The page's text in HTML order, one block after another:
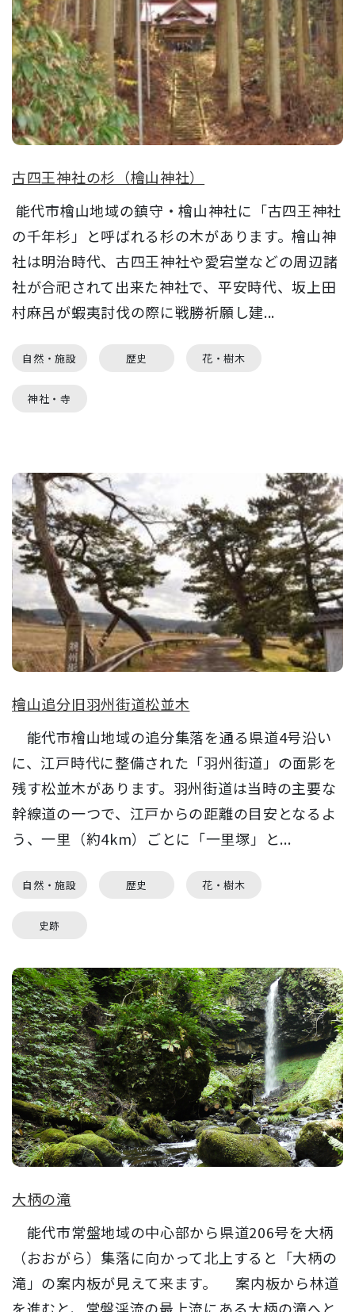
古四王神社の杉（檜山神社）
能代市檜山地域の鎮守・檜山神社に「古四王神社
の千年杉」と呼ばれる杉の木があります。檜山神
社は明治時代、古四王神社や愛宕堂などの周辺諸
社が合祀されて出来た神社で、平安時代、坂上田
村麻呂が蝦夷討伐の際に戦勝祈願し建...
自然・施設 歴史 花・樹木
神社・寺
檜山追分旧羽州街道松並木
能代市檜山地域の追分集落を通る県道4号沿い
に、江戸時代に整備された「羽州街道」の面影を
残す松並木があります。羽州街道は当時の主要な
幹線道の一つで、江戸からの距離の目安となるよ
う、一里（約4km）ごとに「一里塚」と...
自然・施設 歴史 花・樹木
史跡
大柄の滝
能代市常盤地域の中心部から県道206号を大柄
（おおがら）集落に向かって北上すると「大柄の
滝」の案内板が見えて来ます。 案内板から林道